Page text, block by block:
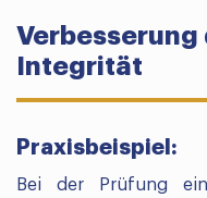
Integrität
Praxisbeispiel:
Bei der Prüfung